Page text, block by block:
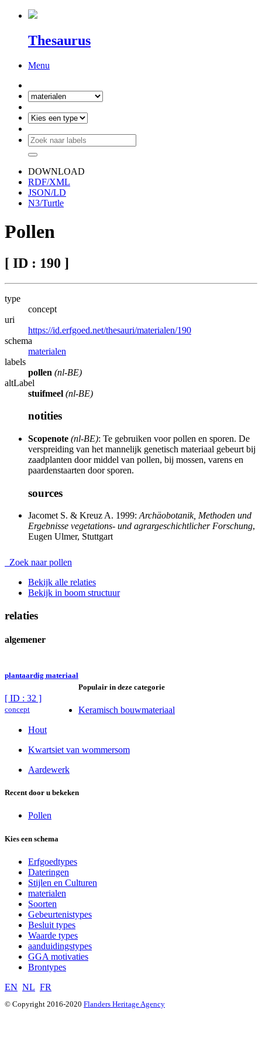
Thesaurus
Menu
DOWNLOAD
RDF/XML
JSON/LD
N3/Turtle
Pollen
[ ID : 190 ]
type
concept
uri
https://id.erfgoed.net/thesauri/materialen/190
schema
materialen
labels
pollen (nl-BE)
altLabel
stuifmeel (nl-BE)
notities
Scopenote (nl-BE): Te gebruiken voor pollen en sporen. De
verspreiding van het mannelijk genetisch materiaal gebeurt bij
zaadplanten door middel van pollen, bij mossen, varens en
paardenstaarten door sporen.
sources
Jacomet S. & Kreuz A. 1999:Archäobotanik, Methoden und
Ergebnisse vegetations- und agrargeschichtlicher Forschung,
Eugen Ulmer, Stuttgart
Zoek naar pollen
Bekijk alle relaties
Bekijk in boom structuur
relaties
algemener
plantaardig materiaal
[ ID : 32 ]
concept
Populair in deze categorie
Keramisch bouwmateriaal
Hout
Kwartsiet van wommersom
Aardewerk
Recent door u bekeken
Pollen
Kies een schema
Erfgoedtypes
Dateringen
Stijlen en Culturen
materialen
Soorten
Gebeurtenistypes
Besluit types
Waarde types
aanduidingstypes
GGA motivaties
Brontypes
EN NL FR
© Copyright 2016-2020 Flanders Heritage Agency